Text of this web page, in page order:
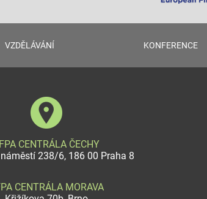
VZDĚLÁVÁNÍ KONFERENCE
CENTRÁLA ČECHY
238/6, 186 00 Praha 8
CENTRÁLA MORAVA